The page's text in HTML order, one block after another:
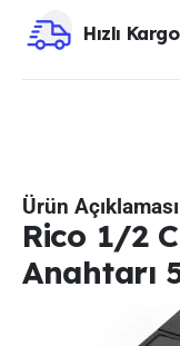
Hızlı
Ürün Açıklaması
Rico 1/2
Anahtarı